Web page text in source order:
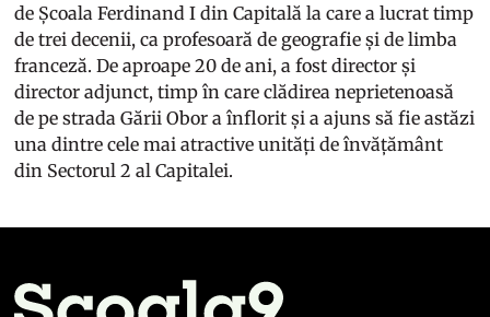
de Școala Ferdinand I din Capitală la care a lucrat timp
de trei decenii, ca profesoară de geografie și de limba
franceză. De aproape 20 de ani, a fost director și
director adjunct, timp în care clădirea neprietenoasă
de pe strada Gării Obor a înflorit și a ajuns să fie astăzi
una dintre cele mai atractive unități de învățământ
din Sectorul 2 al Capitalei.